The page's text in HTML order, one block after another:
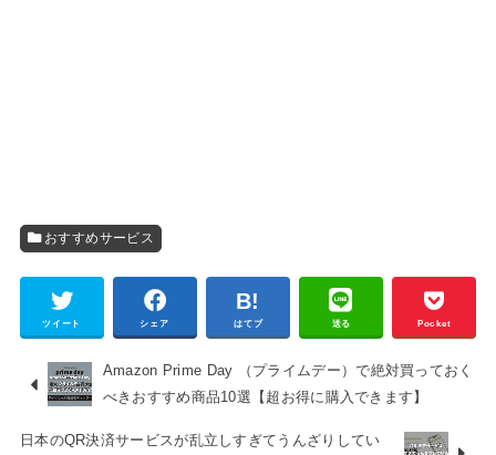
おすすめサービス
ツイート シェア はてブ 送る Pocket
Amazon Prime Day （プライムデー）で絶対買っておく
べきおすすめ商品10選【超お得に購入できます】
日本のQR決済サービスが乱立しすぎてうんざりしてい